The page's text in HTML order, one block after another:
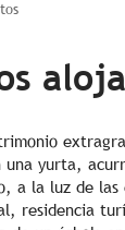
yurta,
a la luz de
residencia